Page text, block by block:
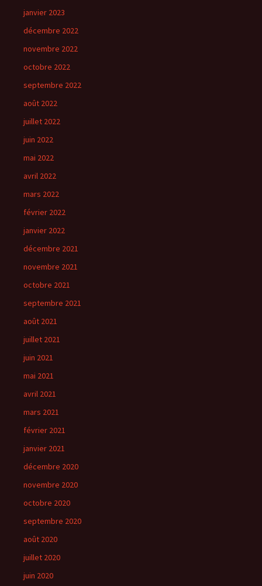
janvier 2023
décembre 2022
novembre 2022
octobre 2022
septembre 2022
août 2022
juillet 2022
juin 2022
mai 2022
avril 2022
mars 2022
février 2022
janvier 2022
décembre 2021
novembre 2021
octobre 2021
septembre 2021
août 2021
juillet 2021
juin 2021
mai 2021
avril 2021
mars 2021
février 2021
janvier 2021
décembre 2020
novembre 2020
octobre 2020
septembre 2020
août 2020
juillet 2020
juin 2020